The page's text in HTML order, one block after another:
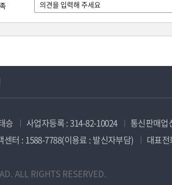
승 사업자등록 : 314-82-10024
통신판매업
센터 : 1588-7788(이용료 : 발신자부담)
대표
ALL RIGHTS RESERVED.